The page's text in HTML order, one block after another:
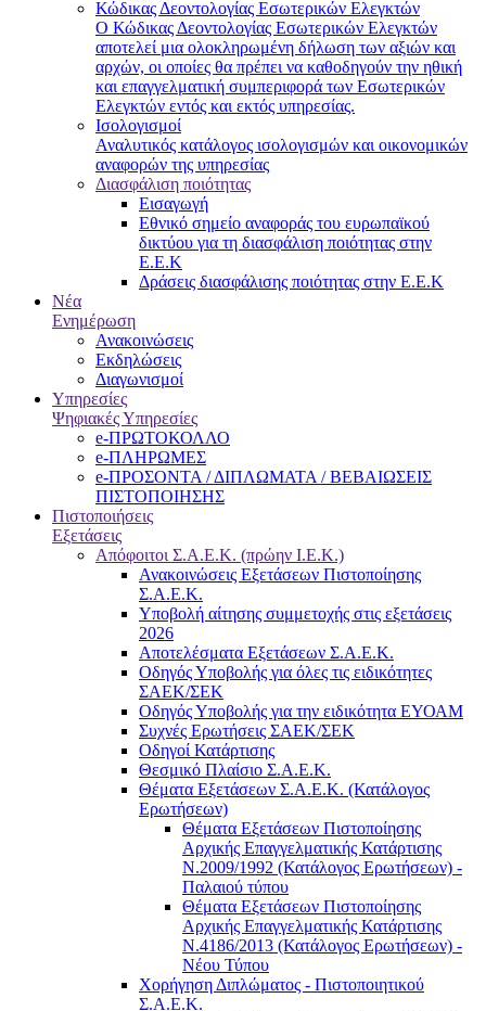
Κώδικας Δεοντολογίας Εσωτερικών Ελεγκτών
Ο Κώδικας Δεοντολογίας Εσωτερικών Ελεγκτών
αποτελεί μια ολοκληρωμένη δήλωση των αξιών και
αρχών, οι οποίες θα πρέπει να καθοδηγούν την ηθική
και επαγγελματική συμπεριφορά των Εσωτερικών
Ελεγκτών εντός και εκτός υπηρεσίας.
Ισολογισμοί
Αναλυτικός κατάλογος ισολογισμών και οικονομικών
αναφορών της υπηρεσίας
Διασφάλιση ποιότητας
Εισαγωγή
Εθνικό σημείο αναφοράς του ευρωπαϊκού
δικτύου για τη διασφάλιση ποιότητας στην
Ε.Ε.Κ
Δράσεις διασφάλισης ποιότητας στην Ε.Ε.Κ
Νέα
Ενημέρωση
Ανακοινώσεις
Εκδηλώσεις
Διαγωνισμοί
Υπηρεσίες
Ψηφιακές Υπηρεσίες
e-ΠΡΩΤΟΚΟΛΛΟ
e-ΠΛΗΡΩΜΕΣ
e-ΠΡΟΣΟΝΤΑ / ΔΙΠΛΩΜΑΤΑ / ΒΕΒΑΙΩΣΕΙΣ
ΠΙΣΤΟΠΟΙΗΣΗΣ
Πιστοποιήσεις
Εξετάσεις
Απόφοιτοι Σ.Α.Ε.Κ. (πρώην Ι.Ε.Κ.)
Ανακοινώσεις Εξετάσεων Πιστοποίησης
Σ.Α.Ε.Κ.
Υποβολή αίτησης συμμετοχής στις εξετάσεις
2026
Αποτελέσματα Εξετάσεων Σ.Α.Ε.Κ.
Οδηγός Υποβολής για όλες τις ειδικότητες
ΣΑΕΚ/ΣΕΚ
Οδηγός Υποβολής για την ειδικότητα ΕΥΟΑΜ
Συχνές Ερωτήσεις ΣΑΕΚ/ΣΕΚ
Οδηγοί Κατάρτισης
Θεσμικό Πλαίσιο Σ.Α.Ε.Κ.
Θέματα Εξετάσεων Σ.Α.Ε.Κ. (Κατάλογος
Ερωτήσεων)
Θέματα Εξετάσεων Πιστοποίησης
Αρχικής Επαγγελματικής Κατάρτισης
Ν.2009/1992 (Κατάλογος Ερωτήσεων) -
Παλαιού τύπου
Θέματα Εξετάσεων Πιστοποίησης
Αρχικής Επαγγελματικής Κατάρτισης
Ν.4186/2013 (Κατάλογος Ερωτήσεων) -
Νέου Τύπου
Χορήγηση Διπλώματος - Πιστοποιητικού
Σ.Α.Ε.Κ.